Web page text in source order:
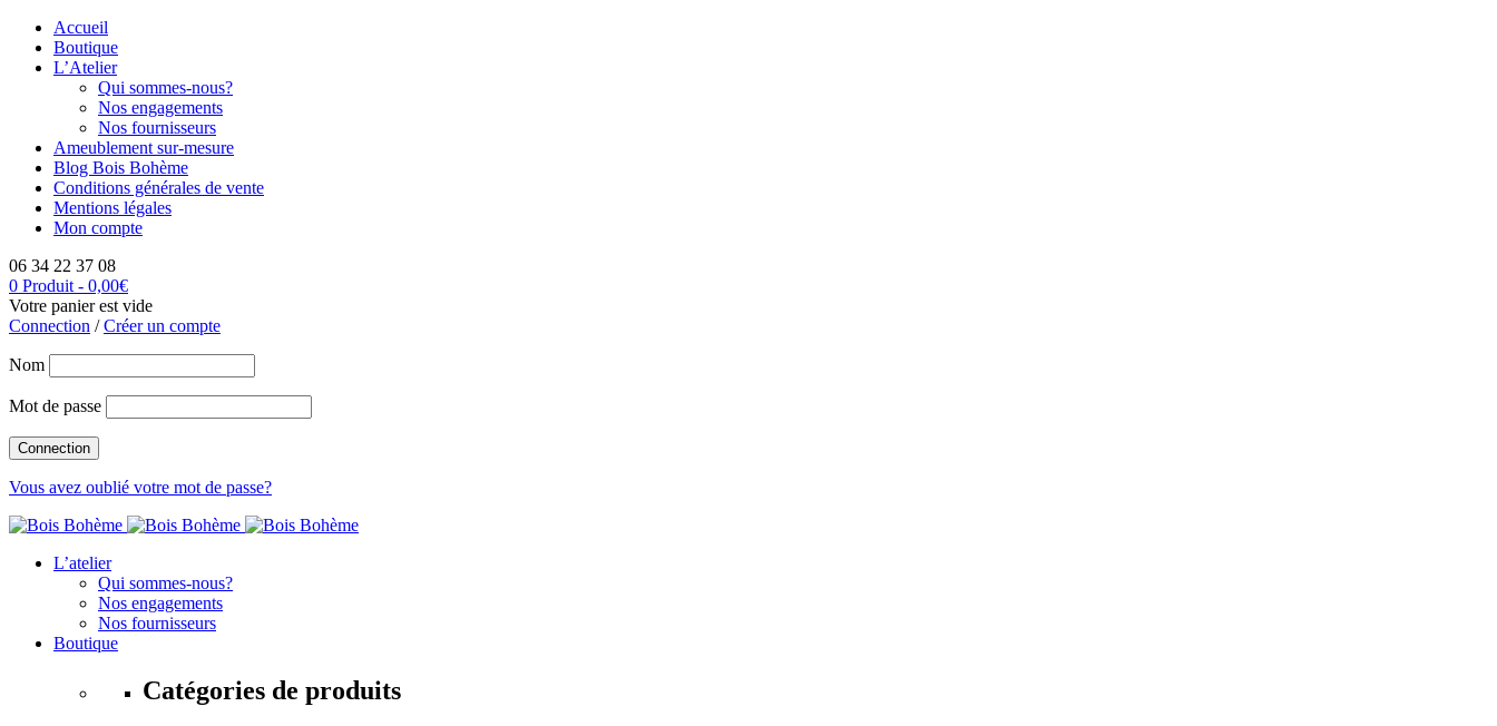
Accueil
Boutique
L’Atelier
Qui sommes-nous?
Nos engagements
Nos fournisseurs
Ameublement sur-mesure
Blog Bois Bohème
Conditions générales de vente
Mentions légales
Mon compte
06 34 22 37 08
0 Produit - 0,00€
Votre panier est vide
Connection /Créer un compte
Nom
Mot de passe
Vous avez oublié votre mot de passe?
L’atelier
Qui sommes-nous?
Nos engagements
Nos fournisseurs
Boutique
Catégories de produits